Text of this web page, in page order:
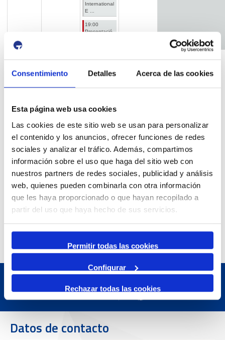
Consentimiento Detalles Acerca de las cookies
Esta página web usa cookies
Las cookies de este sitio web se usan para personalizar
el contenido y los anuncios, ofrecer funciones de redes
sociales y analizar el tráfico. Además, compartimos
información sobre el uso que haga del sitio web con
nuestros partners de redes sociales, publicidad y análisis
web, quienes pueden combinarla con otra información
que les haya proporcionado o que hayan recopilado a
partir del uso que haya hecho de sus servicios.
Permitir todas las cookies
Configurar
Rechazar todas las cookies
International
E ...
19:00
Presentació
Agenda activitats Exposicions
Museu del Port
Servei de publicacions
Teatret
Fons d'Art
Avís de circulació
Compartint
Altres
Sant Jordi Ferias
Solid bulk
Liquid bulk
Paper & pulp forest
Breakbulk & Project cargo
Containers
Fruits & perishables
Multipurpose
Cruise
Agribulk
Port de Tarragona
Agenda Calaix
Todas las categorías...
Datos de contacto